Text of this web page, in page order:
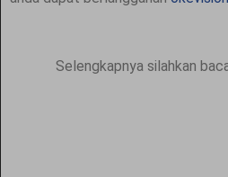
Selengkapnya silahkan